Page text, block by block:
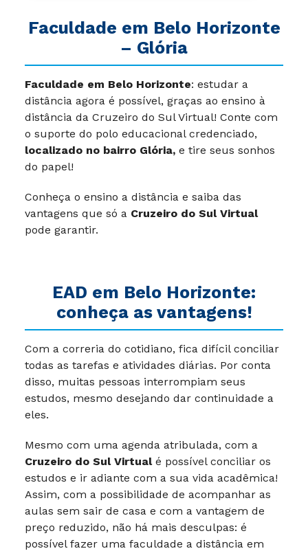
Faculdade em Belo Horizonte
– Glória
Faculdade em Belo Horizonte: estudar a
distância agora é possível, graças ao ensino à
distância da Cruzeiro do Sul Virtual! Conte com
o suporte do polo educacional credenciado,
localizado no bairro Glória, e tire seus sonhos
do papel!
Conheça o ensino a distância e saiba das
vantagens que só a Cruzeiro do Sul Virtual
pode garantir.
EAD em Belo Horizonte:
conheça as vantagens!
Com a correria do cotidiano, fica difícil conciliar
todas as tarefas e atividades diárias. Por conta
disso, muitas pessoas interrompiam seus
estudos, mesmo desejando dar continuidade a
eles.
Mesmo com uma agenda atribulada, com a
Cruzeiro do Sul Virtualé possível conciliar os
estudos e ir adiante com a sua vida acadêmica!
Assim, com a possibilidade de acompanhar as
aulas sem sair de casa e com a vantagem de
preço reduzido, não há mais desculpas: é
possível fazer uma faculdade a distância em